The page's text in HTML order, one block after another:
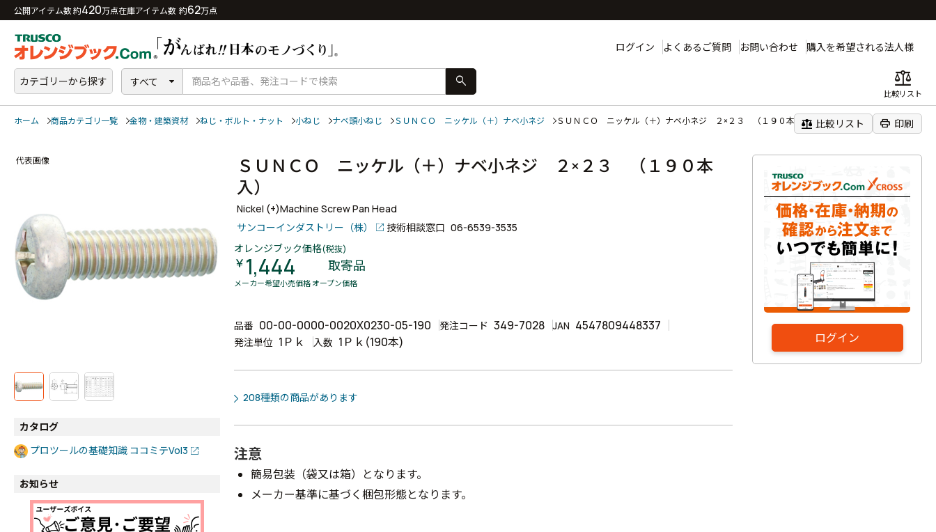
公開アイテム数 約420万点在庫アイテム数 約62万点
ログイン よくあるご質問 お問い合わせ 購入を希望される法人様
カテゴリーから探す すべて search balance
比較リスト
ホーム 商品カテゴリ一覧 金物・建築資材 ねじ・ボルト・ナット 小ねじ ナベ頭小ねじ ＳＵＮＣＯ ニッケル（＋）ナベ小ネジ ＳＵＮＣＯ ニッケル（＋）ナベ小ネジ ２×２３ （１９０本入）
balance 比較リスト print 印刷
ログイン
代表画像
カタログ
プロツールの基礎知識 ココミテVol3
お知らせ
ＳＵＮＣＯ ニッケル（＋）ナベ小ネジ ２×２３ （１９０本
入）
Nickel (+)Machine Screw Pan Head
サンコーインダストリー（株）
技術相談窓口 06-6539-3535
オレンジブック価格(税抜)
￥ 1,444 取寄品
メーカー希望小売価格 オープン価格
品番 00-00-0000-0020X0230-05-190 発注コード 349-7028 JAN 4547809448337
発注単位 1Ｐｋ 入数 1Ｐｋ(190本)
208種類の商品があります
注意
簡易包装（袋又は箱）となります。
メーカー基準に基づく梱包形態となります。